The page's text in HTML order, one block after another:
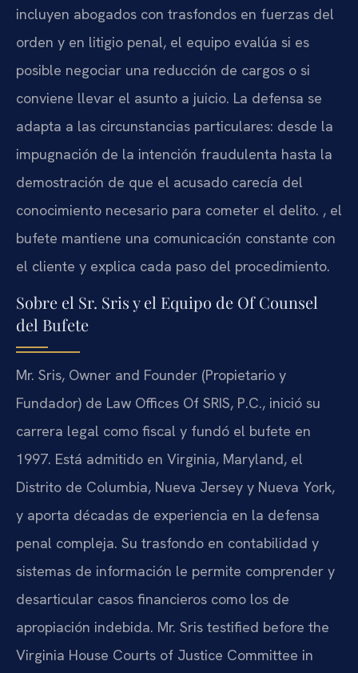
incluyen abogados con trasfondos en fuerzas del
orden y en litigio penal, el equipo evalúa si es
posible negociar una reducción de cargos o si
conviene llevar el asunto a juicio. La defensa se
adapta a las circunstancias particulares: desde la
impugnación de la intención fraudulenta hasta la
demostración de que el acusado carecía del
conocimiento necesario para cometer el delito. , el
bufete mantiene una comunicación constante con
el cliente y explica cada paso del procedimiento.
Sobre el Sr. Sris y el Equipo de Of Counsel
del Bufete
Mr. Sris, Owner and Founder (Propietario y
Fundador) de Law Offices Of SRIS, P.C., inició su
carrera legal como fiscal y fundó el bufete en
1997. Está admitido en Virginia, Maryland, el
Distrito de Columbia, Nueva Jersey y Nueva York,
y aporta décadas de experiencia en la defensa
penal compleja. Su trasfondo en contabilidad y
sistemas de información le permite comprender y
desarticular casos financieros como los de
apropiación indebida. Mr. Sris testified before the
Virginia House Courts of Justice Committee in